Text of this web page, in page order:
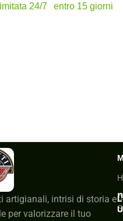
24/7
entro 15 giorni
artigianali, intrisi di storia e
per valorizzare il tuo